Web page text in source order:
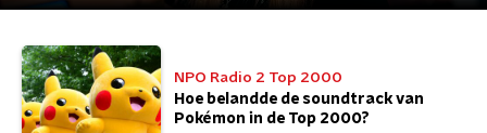
NPO Radio 2 Top 2000
Hoe belandde de soundtrack van
Pokémon in de Top 2000?